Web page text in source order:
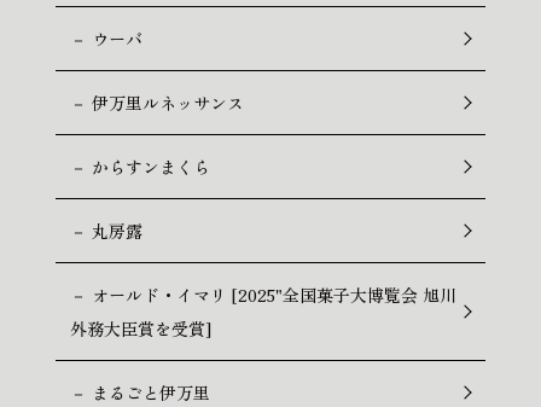
－ ウーバ
－ 伊万里ルネッサンス
－ からすンまくら
－ 丸房露
－ オールド・イマリ [2025"全国菓子大博覧会 旭川
外務大臣賞を受賞]
－ まるごと伊万里